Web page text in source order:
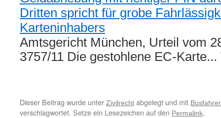
Dritten spricht für grobe
Karteninhabers
Amtsgericht München, Urteil vom
3757/11 Die gestohlene EC-
Dieser Beitrag wurde unter Zivilrecht abgelegt und mit
verschlagwortet. Setze ein Lesezeichen auf den Permalink.